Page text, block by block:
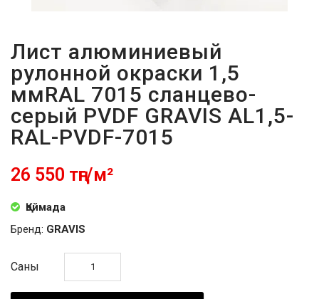
Лист алюминиевый
рулонной окраски 1,5
ммRAL 7015 сланцево-
серый PVDF GRAVIS AL1,5-
RAL-PVDF-7015
26 550 тңг/м²
Қоймада
Бренд: GRAVIS
Саны